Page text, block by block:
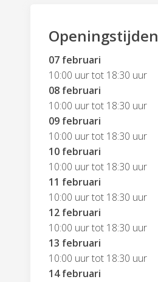
Openingstijden
07 februari
10:00 uur tot 18:30 uur
08 februari
10:00 uur tot 18:30 uur
09 februari
10:00 uur tot 18:30 uur
10 februari
10:00 uur tot 18:30 uur
11 februari
10:00 uur tot 18:30 uur
12 februari
10:00 uur tot 18:30 uur
13 februari
10:00 uur tot 18:30 uur
14 februari